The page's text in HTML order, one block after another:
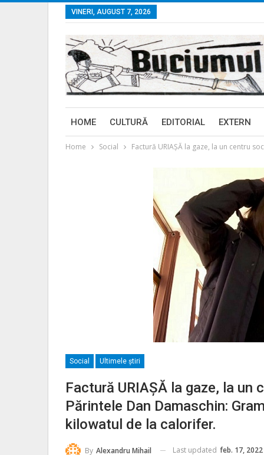
VINERI, AUGUST 7, 2026
HOME CULTURĂ EDITORIAL EXTERN
Home Social Factură URIAȘĂ la gaze, la un centru
Social Ultimele ştiri
Factură URIAȘĂ la gaze, la
Părintele Dan Damaschin:
kilowatul de la calorifer.
By Alexandru Mihail Last updated feb. 17, 2022